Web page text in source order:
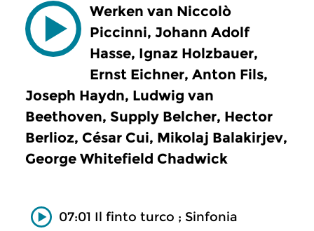
Werken van Niccolò
Piccinni, Johann Adolf
Hasse, Ignaz Holzbauer,
Ernst Eichner, Anton Fils,
Joseph Haydn, Ludwig van
Beethoven, Supply Belcher, Hector
Berlioz, César Cui, Mikolaj Balakirjev,
George Whitefield Chadwick
07:01 Il finto turco ; Sinfonia